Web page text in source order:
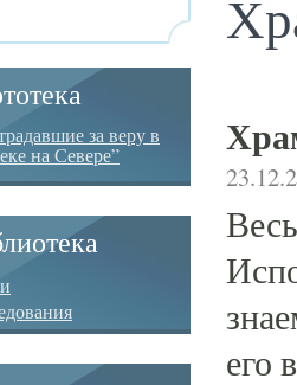
за веру в
на Севере”
его